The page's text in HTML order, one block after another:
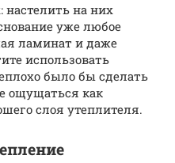
настелить на них
уже любое
ламинат и даже
использовать
было бы сделать
ощущаться как
слоя утеплителя.